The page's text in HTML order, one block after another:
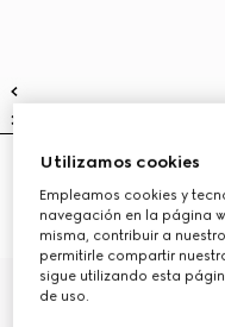
Chaqueta de botonadura
sencilla de lana
€ 3.100
Utilizamos cookies
Empleamos cookies y
navegación en la página
misma, contribuir a
permitirle compartir
sigue utilizando esta
de uso.